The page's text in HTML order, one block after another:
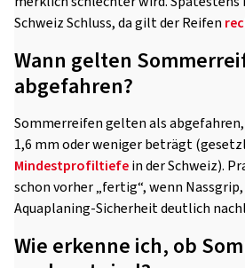
Schweiz Schluss, da gilt der Reifen
Wann gelten
abgefahren?
Sommerreifen gelten als
1,6 mm oder weniger beträgt
Mindestprofiltiefein der Schweiz).
schon vorher „fertig“, wenn
Aquaplaning-Sicherheit deutlich
Wie erkenne ich, ob